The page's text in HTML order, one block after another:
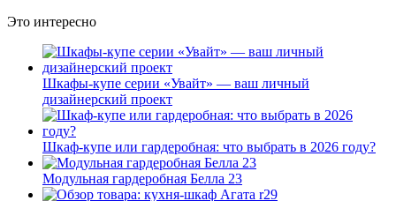
Это интересно
Шкафы-купе серии «Увайт» — ваш личный
дизайнерский проект
Шкаф-купе или гардеробная: что выбрать в 2026 году?
Модульная гардеробная Белла 23